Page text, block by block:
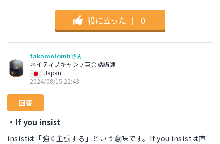
役に立った ｜ 0
takamotomhさん
ネイティブキャンプ英会話講師
Japan
2024/08/15 22:43
回答
・If you insist
insistは「強く主張する」という意味です。If you insistは直